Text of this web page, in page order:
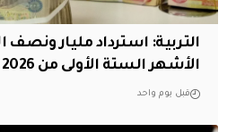
التربية: استرداد مليار ونصف
الأشهر الستة الأولى من 2026
قبل يوم واحد